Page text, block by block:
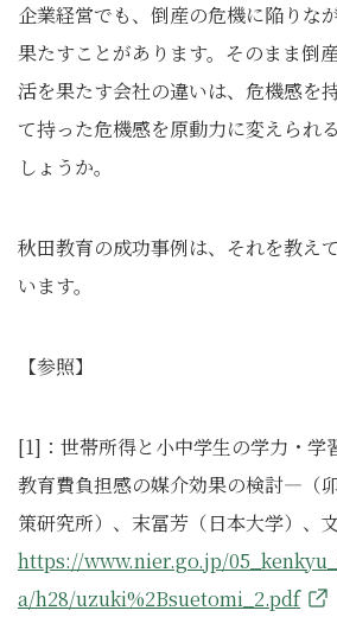
企業経営でも、倒産の危機に陥りな
果たすことがあります。そのまま倒
活を果たす会社の違いは、危機感を
て持った危機感を原動力に変えられ
しょうか。
秋田教育の成功事例は、それを教え
います。
【参照】
[1]：世帯所得と小中学生の学力・
教育費負担感の媒介効果の検討―（
策研究所）、末冨芳（日本大学）、
https://www.nier.go.jp/
a/h28/uzuki%2Bsuetomi_2.pdf